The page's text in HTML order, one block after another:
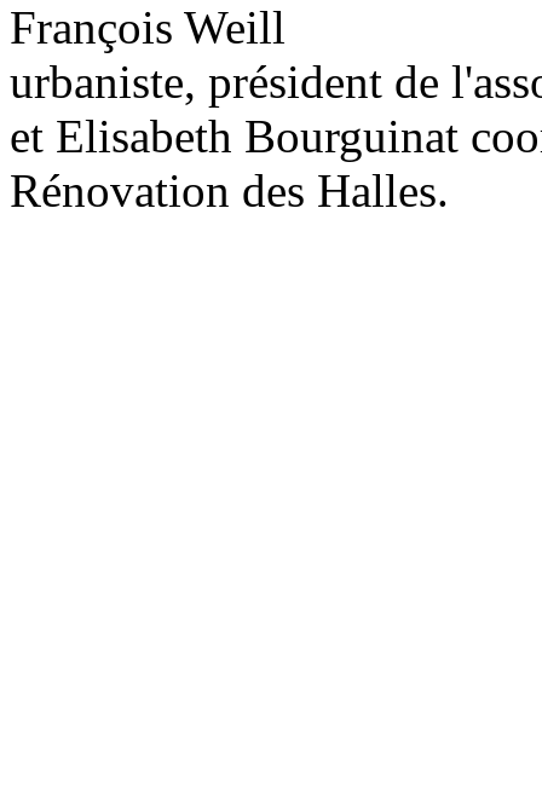
François Weill
urbaniste, président de
et Elisabeth Bourguinat
Rénovation des Halles.